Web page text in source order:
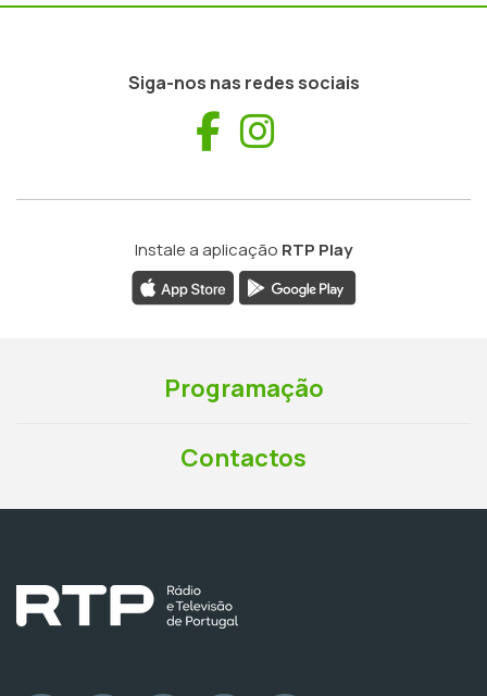
Siga-nos nas redes sociais
Facebook
Instale a aplicação RTP Play
Programação
Contactos